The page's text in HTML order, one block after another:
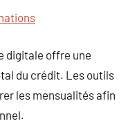
digitale offre une
du crédit. Les outils
les mensualités afin